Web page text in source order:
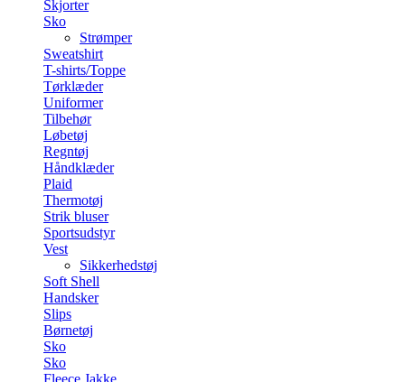
Skjorter
Sko
Strømper
Sweatshirt
T-shirts/Toppe
Tørklæder
Uniformer
Tilbehør
Løbetøj
Regntøj
Håndklæder
Plaid
Thermotøj
Strik bluser
Sportsudstyr
Vest
Sikkerhedstøj
Soft Shell
Handsker
Slips
Børnetøj
Sko
Sko
Fleece Jakke